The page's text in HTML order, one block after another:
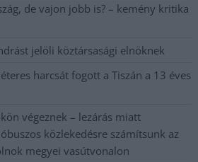
de vajon jobb is? – kemény kritika
jelöli köztársasági elnöknek
harcsát fogott a Tiszán a 13 éves
végeznek – lezárás miatt
közlekedésre számítsunk az
megyei vasútvonalon